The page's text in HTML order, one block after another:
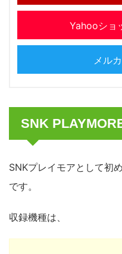
Yahooショ
メル
SNK
SNKプレイモアとして初
です。
収録機種は、